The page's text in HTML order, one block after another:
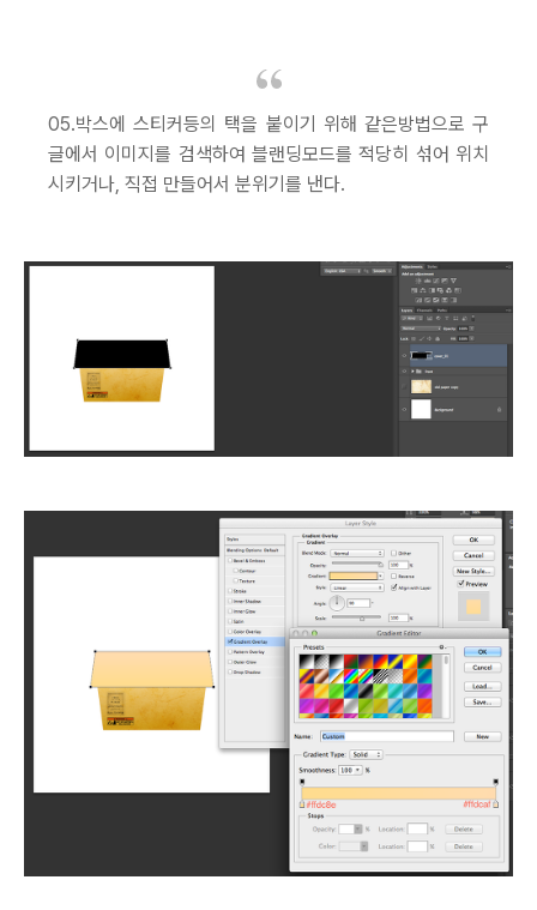
05.박스에 스티커등의 택을 붙이기 위해 같은방법으로 구
글에서 이미지를 검색하여 블랜딩모드를 적당히 섞어 위치
시키거나, 직접 만들어서 분위기를 낸다.